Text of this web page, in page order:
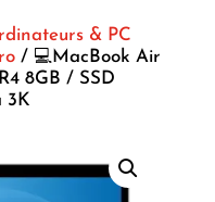
& PC
/ 💻MacBook Air
8GB / SSD
3K